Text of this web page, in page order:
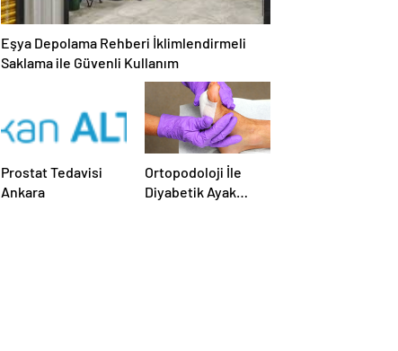
Eşya Depolama Rehberi İklimlendirmeli
Saklama ile Güvenli Kullanım
Prostat Tedavisi
Ankara
Ortopodoloji İle
Diyabetik Ayak